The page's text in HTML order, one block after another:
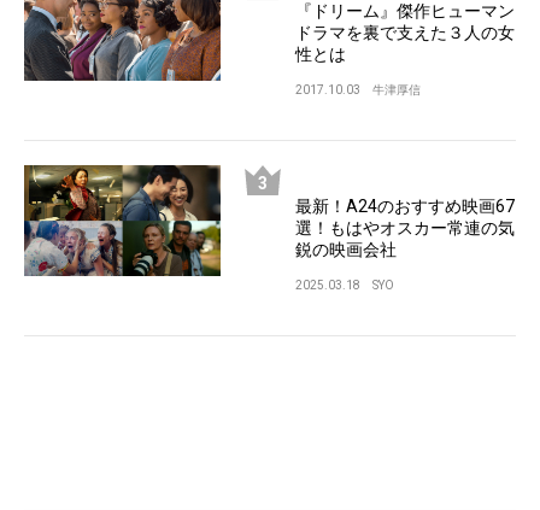
『ドリーム』傑作ヒューマン
ドラマを裏で支えた３人の女
性とは
2017.10.03 牛津厚信
最新！A24のおすすめ映画67
選！もはやオスカー常連の気
鋭の映画会社
2025.03.18 SYO